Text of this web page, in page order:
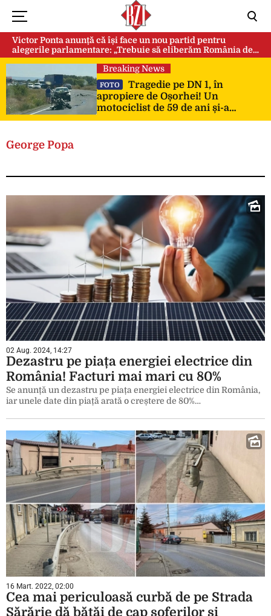
Victor Ponta anunță că își face un nou partid pentru
alegerile parlamentare: „Trebuie să eliberăm România de
această sectă globalistă”
Breaking News
FOTO
Tragedie pe DN 1, în
apropiere de Oșorhei! Un
motociclist de 59 de ani și-a
pierdut viața după impactul cu
George Popa
02 Aug. 2024, 14:27
Dezastru pe piața energiei electrice din
România! Facturi mai mari cu 80%
Se anunță un dezastru pe piața energiei electrice din România,
iar unele date din piață arată o creștere de 80%…
16 Mart. 2022, 02:00
Cea mai periculoasă curbă de pe Strada
Sărărie dă bătăi de cap șoferilor și